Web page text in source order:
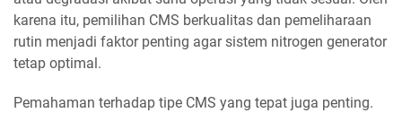
karena itu, pemilihan CMS berkualitas dan pemeliharaan
rutin menjadi faktor penting agar sistem nitrogen generator
tetap optimal.
Pemahaman terhadap tipe CMS yang tepat juga penting.